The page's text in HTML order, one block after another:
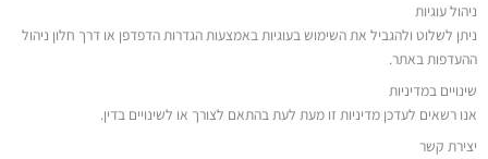
ניהול עוגיות
ניתן לשלוט ולהגביל את השימוש בעוגיות באמצעות הגדרות הדפדפן או דרך חלון ניהול
ההעדפות באתר.
שינויים במדיניות
אנו רשאים לעדכן מדיניות זו מעת לעת בהתאם לצורך או לשינויים בדין.
יצירת קשר